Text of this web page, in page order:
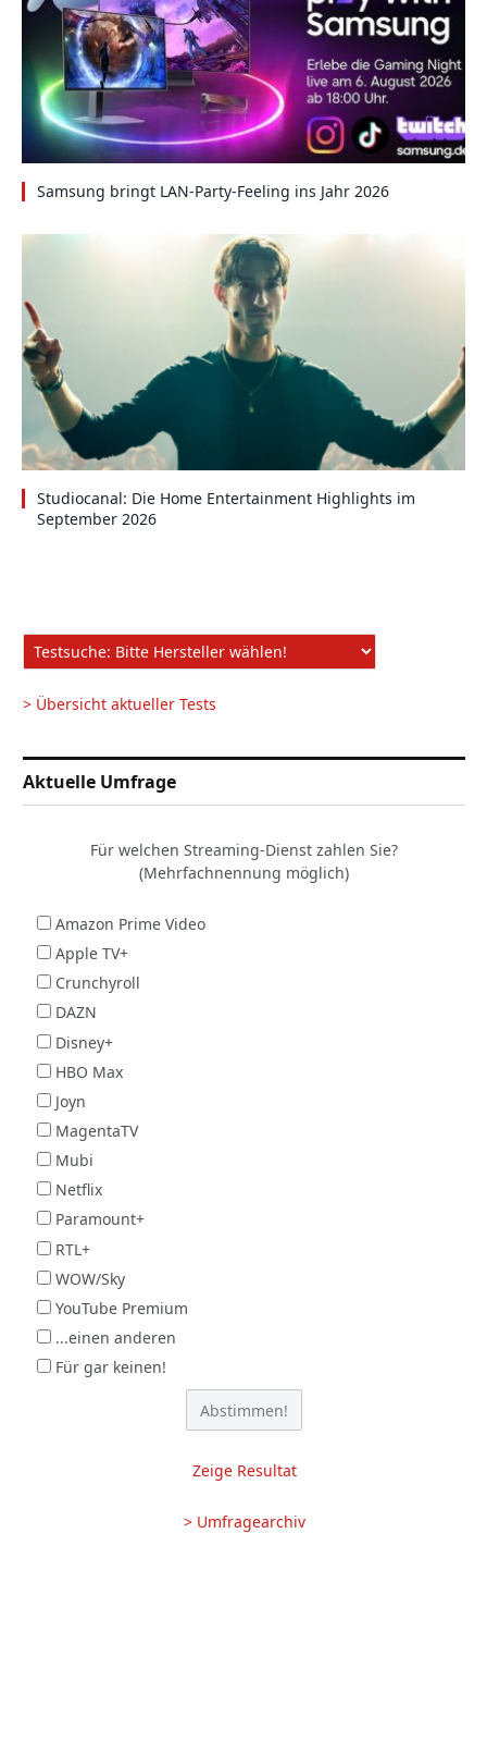
Samsung bringt LAN-Party-Feeling ins Jahr 2026
Studiocanal: Die Home Entertainment Highlights im
September 2026
> Übersicht aktueller Tests
Aktuelle Umfrage
Für welchen Streaming-Dienst zahlen Sie?
(Mehrfachnennung möglich)
Amazon Prime Video
Apple TV+
Crunchyroll
DAZN
Disney+
HBO Max
Joyn
MagentaTV
Mubi
Netflix
Paramount+
RTL+
WOW/Sky
YouTube Premium
...einen anderen
Für gar keinen!
Zeige Resultat
> Umfragearchiv